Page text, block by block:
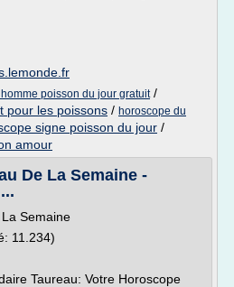
poisson du jour gratuit/
pour les poissons / horoscope du
signe poisson du jour /
amour
De La Semaine -
Semaine
11.234)
Taureau: Votre Horoscope